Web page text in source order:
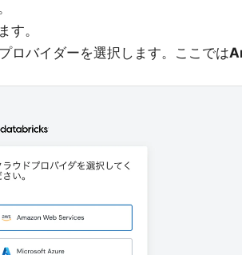
す。
ロバイダーを選択します。ここでは